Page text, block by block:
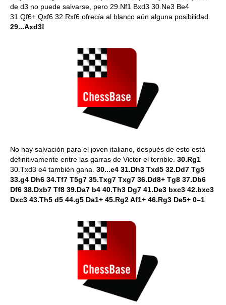
de d3 no puede salvarse, pero 29.Nf1 Bxd3 30.Ne3 Be4
31.Qf6+ Qxf6 32.Rxf6 ofrecía al blanco aún alguna posibilidad.
29...Axd3!
No hay salvación para el joven italiano, después de esto está
definitivamente entre las garras de Victor el terrible. 30.Rg1
30.Txd3 e4 también gana. 30...e4 31.Dh3 Txd5 32.Dd7 Tg5
33.g4 Dh6 34.Tf7 T5g7 35.Txg7 Txg7 36.Dd8+ Tg8 37.Db6
Df6 38.Dxb7 Tf8 39.Da7 b4 40.Th3 Dg7 41.De3 bxc3 42.bxc3
Dxc3 43.Th5 d5 44.g5 Da1+ 45.Rg2 Af1+ 46.Rg3 De5+ 0–1